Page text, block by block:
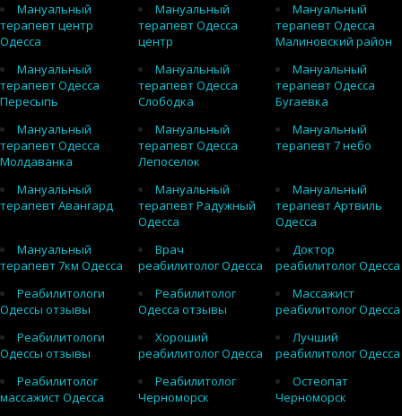
Мануальный
терапевт центр
Одесса
Мануальный
терапевт Одесса
центр
Мануальный
терапевт Одесса
Малиновский район
Мануальный
терапевт Одесса
Пересыпь
Мануальный
терапевт Одесса
Слободка
Мануальный
терапевт Одесса
Бугаевка
Мануальный
терапевт Одесса
Молдаванка
Мануальный
терапевт Одесса
Лепоселок
Мануальный
терапевт 7 небо
Мануальный
терапевт Авангард
Мануальный
терапевт Радужный
Одесса
Мануальный
терапевт Артвиль
Одесса
Мануальный
терапевт 7км Одесса
Врач
реабилитолог Одесса
Доктор
реабилитолог Одесса
Реабилитологи
Одессы отзывы
Реабилитолог
Одесса отзывы
Массажист
реабилитолог Одесса
Реабилитологи
Одессы отзывы
Хороший
реабилитолог Одесса
Лучший
реабилитолог Одесса
Реабилитолог
массажист Одесса
Реабилитолог
Черноморск
Остеопат
Черноморск